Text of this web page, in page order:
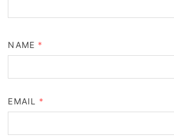
NAME *
EMAIL *